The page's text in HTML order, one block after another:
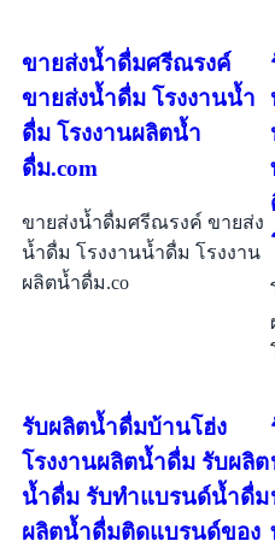
ขายส่งน้ำดื่มศรีณรงค์
ขายส่งน้ำดื่ม โรงงานน้ำ
ดื่ม โรงงานผลิตน้ำ
ดื่ม.com
ขายส่งน้ำดื่มศรีณรงค์ ขายส่ง
น้ำดื่ม โรงงานน้ำดื่ม โรงงาน
ผลิตน้ำดื่ม.co
รับผลิตน้ำดื่มบ้านโฮ่ง
โรงงานผลิตน้ำดื่ม รับผลิต
น้ำดื่ม รับทำแบรนด์น้ำดื่ม
ผลิตน้ำดื่มติดแบรนด์ของ